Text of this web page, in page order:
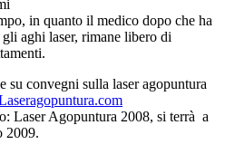
in quanto il medico dopo che ha
aghi laser, rimane libero di
convegni sulla laser agopuntura
Laser Agopuntura 2008, si terrà a
2009.